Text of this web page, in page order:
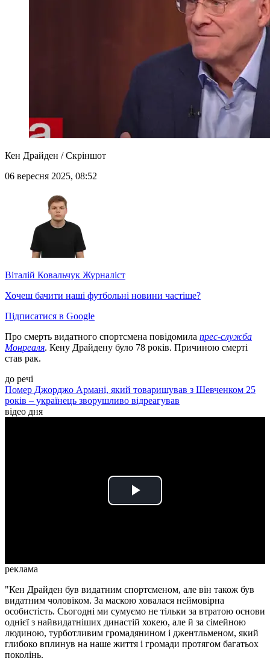
Кен Драйден / Скріншот
06 вересня 2025, 08:52
Віталій Ковальчук Журналіст
Хочеш бачити наші футбольні новини частіше?
Підписатися в Google
Про смерть видатного спортсмена повідомила прес-служба
Монреаля. Кену Драйдену було 78 років. Причиною смерті
став рак.
до речі
Помер Джорджо Армані, який товаришував з Шевченком 25
років – українець зворушливо відреагував
відео дня
Play
реклама
"Кен Драйден був видатним спортсменом, але він також був
видатним чоловіком. За маскою ховалася неймовірна
особистість. Сьогодні ми сумуємо не тільки за втратою основи
однієї з найвидатніших династій хокею, але й за сімейною
людиною, турботливим громадянином і джентльменом, який
глибоко вплинув на наше життя і громади протягом багатьох
поколінь.